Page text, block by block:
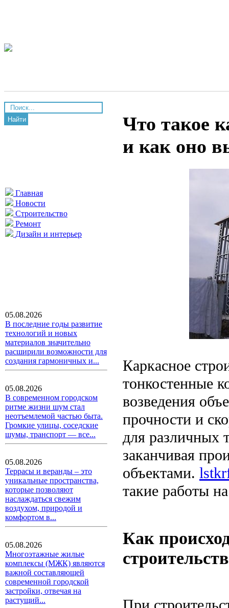
Найти
Главная
Новости
Строительство
Ремонт
Дизайн и интерьер
05.08.2026
В последние годы развитие
технологий и новых
материалов значительно
расширили возможности для
создания гармоничных и...
05.08.2026
В современном городском
ритме жизни шум стал
неотъемлемой частью быта.
Громкие улицы, соседские
шумы, транспорт — все...
05.08.2026
Террасы и веранды – это
уникальные пространства,
которые позволяют
наслаждаться свежим
воздухом, природой и
комфортом в...
05.08.2026
Многоэтажные жилые
комплексы (МЖК) являются
важной составляющей
современной городской
застройки, отвечая на
растущий...
Что такое
и как оно
Каркасное
тонкостенные
возведения
прочности и
для различных
заканчивая
объектами.
такие работы
Как